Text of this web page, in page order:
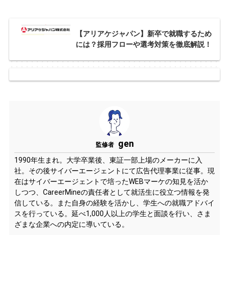
【アリアケジャパン】新卒で就職するため
には？採用フローや選考対策を徹底解説！
監修者 gen
1990年生まれ。大学卒業後、東証一部上場のメーカーに入
社。その後サイバーエージェントにて広告代理事業に従事。現
在はサイバーエージェントで培ったWEBマーケの知見を活か
しつつ、CareerMineの責任者として就活生に役立つ情報を発
信している。また自身の経験を活かし、学生への就職アドバイ
スを行っている。延べ1,000人以上の学生と面談を行い、さま
ざまな企業への内定に導いている。